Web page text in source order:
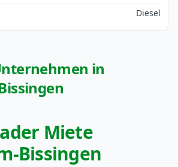
Diesel
in
Miete
Bissingen